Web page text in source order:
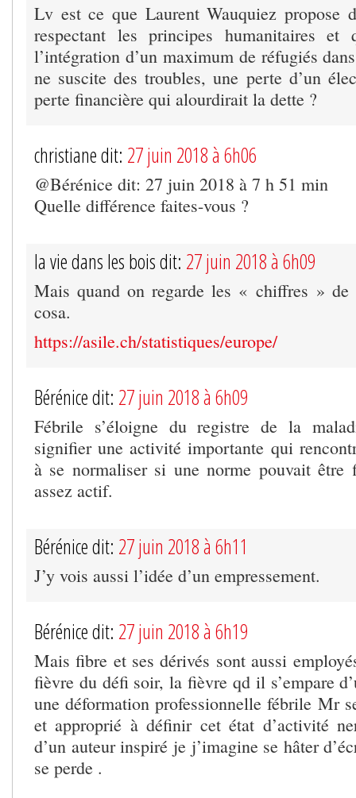
Lv est ce que Laurent Wauquiez propose
respectant les principes humanitaires et
l’intégration d’un maximum de réfugiés
ne suscite des troubles, une perte d’un
perte financière qui alourdirait la dette ?
christiane dit: 27 juin 2018 à 6h06
@Bérénice dit: 27 juin 2018 à 7 h 51 min
Quelle différence faites-vous ?
la vie dans les bois dit: 27 juin 2018 à 6h09
Mais quand on regarde les « chiffres » de
cosa.
https://asile.ch/statistiques/europe/
Bérénice dit: 27 juin 2018 à 6h09
Fébrile s’éloigne du registre de la
signifier une activité importante qui
à se normaliser si une norme pouvait être
assez actif.
Bérénice dit: 27 juin 2018 à 6h11
J’y vois aussi l’idée d’un empressement.
Bérénice dit: 27 juin 2018 à 6h19
Mais fibre et ses dérivés sont aussi
fièvre du défi soir, la fièvre qd il s’empare
une déformation professionnelle fébrile Mr
et approprié à définir cet état d’activité
d’un auteur inspiré je j’imagine se hâter
se perde .